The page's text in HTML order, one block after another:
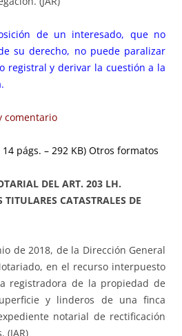
de un interesado, que no
su derecho, no puede paralizar
registral y derivar la cuestión a la
comentario
14 págs. – 292 KB) Otros formatos
DEL ART. 203 LH.
CATASTRALES DE
de 2018, de la Dirección General
en el recurso interpuesto
registradora de la propiedad de
y linderos de una finca
notarial de rectificación
(JAR)